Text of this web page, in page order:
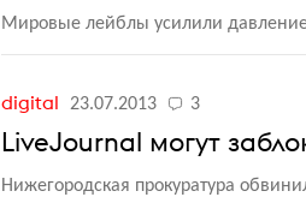
Мировые лейблы усилили давление
digital 23.07.2013 3
LiveJournal могут
Нижегородская прокуратура